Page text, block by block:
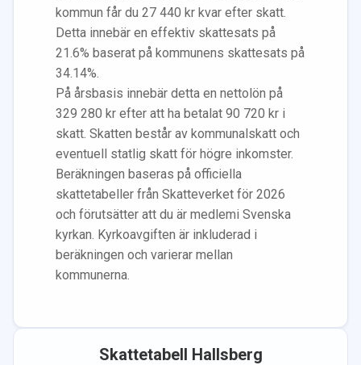
kommun får du 27 440 kr kvar efter skatt.
Detta innebär en effektiv skattesats på
21.6% baserat på kommunens skattesats på
34.14%.
På årsbasis innebär detta en nettolön på
329 280 kr efter att ha betalat 90 720 kr i
skatt. Skatten består av kommunalskatt och
eventuell statlig skatt för högre inkomster.
Beräkningen baseras på officiella
skattetabeller från Skatteverket för 2026
och förutsätter att du är medlemi Svenska
kyrkan. Kyrkoavgiften är inkluderad i
beräkningen och varierar mellan
kommunerna.
Skattetabell Hallsberg